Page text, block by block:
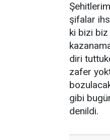
şifalar
ki bizi
diri
zafer
gibi
denildi.